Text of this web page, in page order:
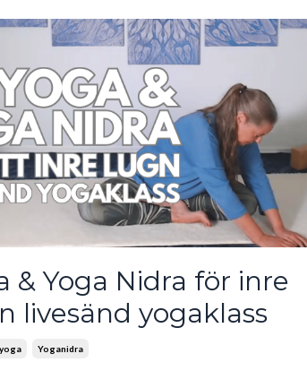
& Yoga Nidra för inre
livesänd yogaklass
Yoganidra